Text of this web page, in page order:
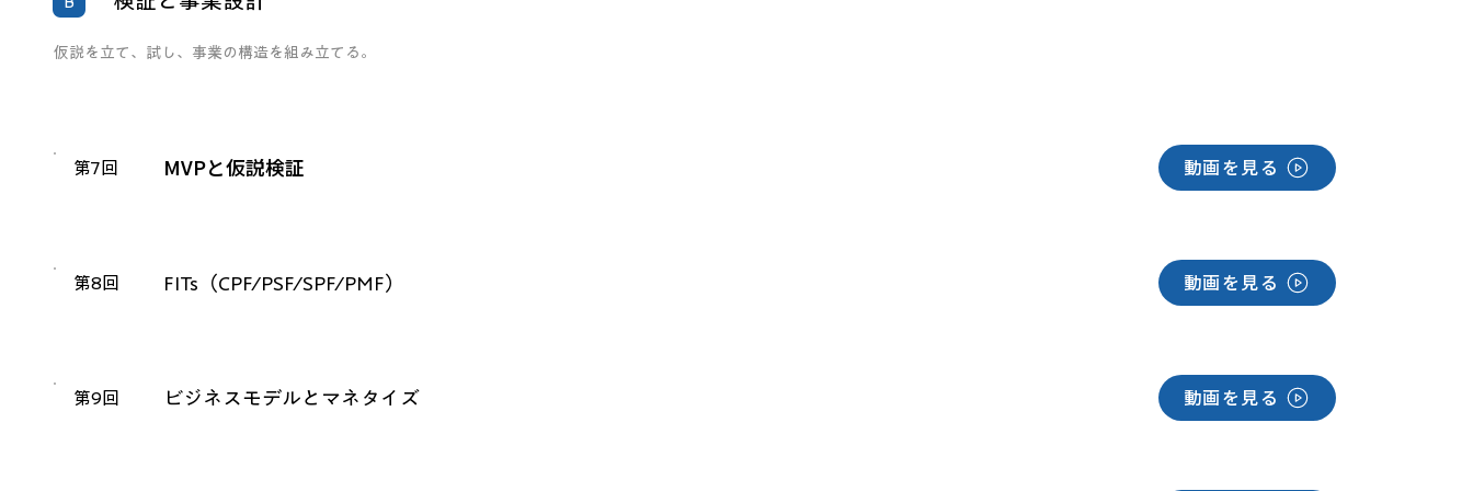
仮説を立て、試し、事業の構造を組み立てる。
第7回 MVPと仮説検証 動画を見る
第8回 FITs（CPF/PSF/SPF/PMF） 動画を見る
第9回 ビジネスモデルとマネタイズ 動画を見る